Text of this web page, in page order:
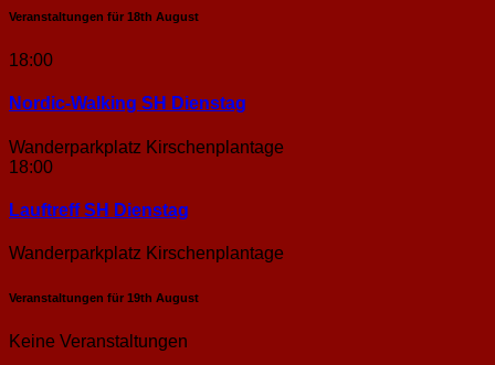
Veranstaltungen für 18th August
18:00
Nordic-Walking SH Dienstag
Wanderparkplatz Kirschenplantage
18:00
Lauftreff SH Dienstag
Wanderparkplatz Kirschenplantage
Veranstaltungen für 19th August
Keine Veranstaltungen